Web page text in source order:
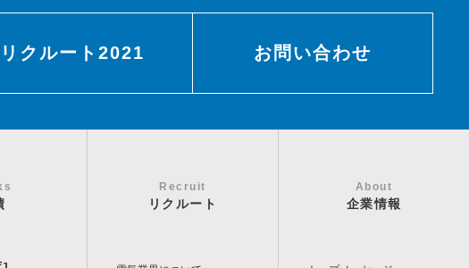
リクルート2021 お問い合わせ
Recruit
リクルート
About
企業情報